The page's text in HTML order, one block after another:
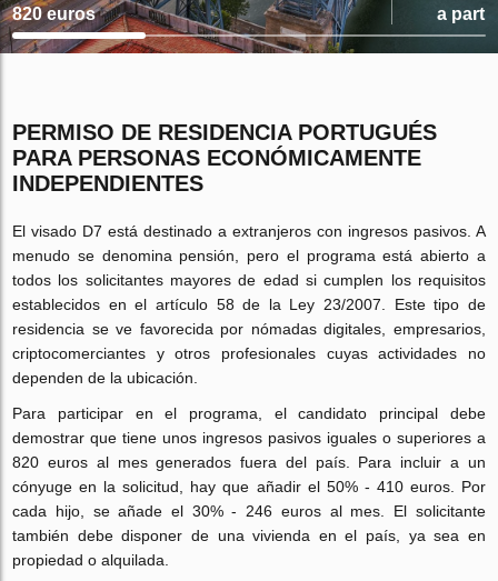
820 euros a
PERMISO DE RESIDENCIA PORTUGUÉS
PARA PERSONAS ECONÓMICAMENTE
INDEPENDIENTES
El visado D7 está destinado a extranjeros con ingresos pasivos. A
menudo se denomina pensión, pero el programa está abierto a
todos los solicitantes mayores de edad si cumplen los requisitos
establecidos en el artículo 58 de la Ley 23/2007. Este tipo de
residencia se ve favorecida por nómadas digitales, empresarios,
criptocomerciantes y otros profesionales cuyas actividades no
dependen de la ubicación.
Para participar en el programa, el candidato principal debe
demostrar que tiene unos ingresos pasivos iguales o superiores a
820 euros al mes generados fuera del país. Para incluir a un
cónyuge en la solicitud, hay que añadir el 50% - 410 euros. Por
cada hijo, se añade el 30% - 246 euros al mes. El solicitante
también debe disponer de una vivienda en el país, ya sea en
propiedad o alquilada.